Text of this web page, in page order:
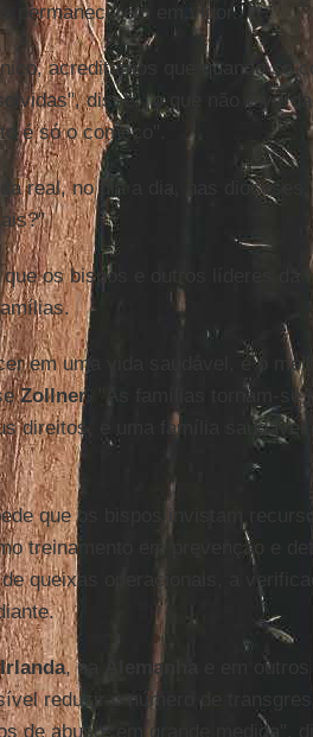
permanecerem em vigor.
acreditamos que quando se
disse, "o que não é
é só o começo".
real, no dia a dia, nas
os bispos e outros líderes da
em uma vida saudável, é o
Zollner. "As famílias tornam-se
direitos, e uma família saudável
que os bispos invistam
treinamento em prevenção e
queixas operacionais, a
Irlanda, na Alemanha
e em
reduzir o número de
de abuso, em grande medida",